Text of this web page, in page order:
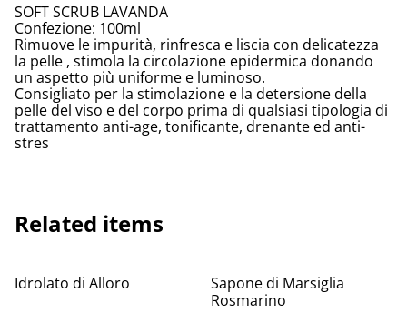
SOFT SCRUB LAVANDA
Confezione: 100ml
Rimuove le impurità, rinfresca e liscia con delicatezza
la pelle , stimola la circolazione epidermica donando
un aspetto più uniforme e luminoso.
Consigliato per la stimolazione e la detersione della
pelle del viso e del corpo prima di qualsiasi tipologia di
trattamento anti-age, tonificante, drenante ed anti-
stres
Related items
Idrolato di Alloro
Sapone di Marsiglia
Rosmarino